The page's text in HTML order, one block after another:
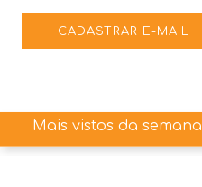
Mais vistos da semana